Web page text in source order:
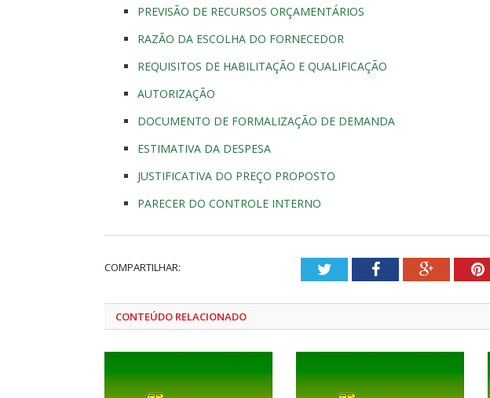
PREVISÃO DE RECURSOS ORÇAMENTÁRIOS
RAZÃO DA ESCOLHA DO FORNECEDOR
REQUISITOS DE HABILITAÇÃO E QUALIFICAÇÃO
AUTORIZAÇÃO
DOCUMENTO DE FORMALIZAÇÃO DE DEMANDA
ESTIMATIVA DA DESPESA
JUSTIFICATIVA DO PREÇO PROPOSTO
PARECER DO CONTROLE INTERNO
COMPARTILHAR: TwitterFacebookGoogle+
CONTEÚDO RELACIONADO